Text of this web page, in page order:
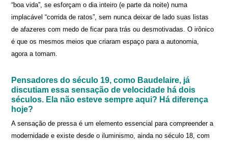
“boa vida”, se esforçam o dia inteiro (e parte da noite) numa
implacável “corrida de ratos”, sem nunca deixar de lado suas listas
de afazeres com medo de ficar para trás ou desmotivadas. O irônico
é que os mesmos meios que criaram espaço para a autonomia,
agora a tomam.
Pensadores do século 19, como Baudelaire, já
discutiam essa sensação de velocidade há dois
séculos. Ela não esteve sempre aqui? Há diferença
hoje?
A sensação de pressa é um elemento essencial para compreender a
modernidade e existe desde o iluminismo, ainda no século 18, com